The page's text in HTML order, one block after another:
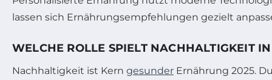
lassen sich Ernährungsempfehlungen gezielt
WELCHE ROLLE SPIELT NACHHALTIGKEIT
Nachhaltigkeit ist Kern gesunder Ernährung 2025.